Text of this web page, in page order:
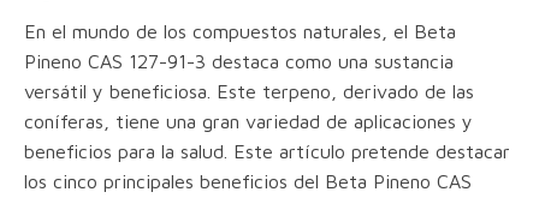
En el mundo de los compuestos naturales, el Beta
Pineno CAS 127-91-3 destaca como una sustancia
versátil y beneficiosa. Este terpeno, derivado de las
coníferas, tiene una gran variedad de aplicaciones y
beneficios para la salud. Este artículo pretende destacar
los cinco principales beneficios del Beta Pineno CAS